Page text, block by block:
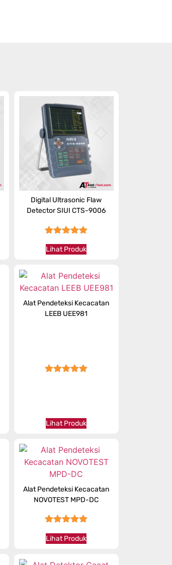
Digital Ultrasonic Flaw
Detector SIUI CTS-9006
Lihat Produk
Alat Pendeteksi Kecacatan
LEEB UEE981
Lihat Produk
Alat Pendeteksi Kecacatan
NOVOTEST MPD-DC
Lihat Produk